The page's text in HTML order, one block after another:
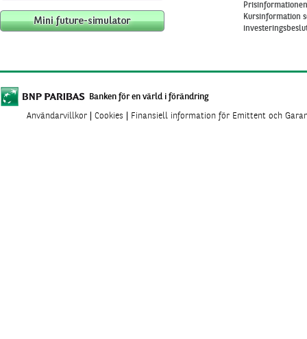
Kursinformation
Banken för en värld i förändring
Användarvillkor Cookies Finansiell information för Emittent och